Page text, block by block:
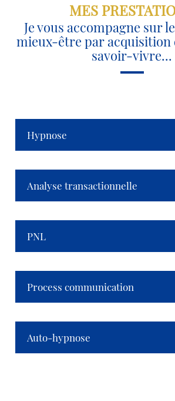
MES
Je vous accompagne sur
mieux-être par acquisition
savoir-vivre...
Hypnose
Analyse transactionnelle
PNL
Process communication
Auto-hypnose